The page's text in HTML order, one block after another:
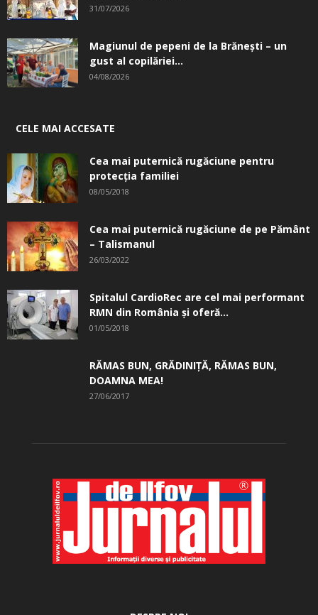
31/07/2026
Magiunul de pepeni de la Brăneşti – un
gust al copilăriei...
04/08/2026
CELE MAI ACCESATE
Cea mai puternică rugăciune pentru
protecția familiei
08/05/2018
Cea mai puternică rugăciune de pe Pământ
– Talismanul
26/03/2022
Spitalul CardioRec are cel mai performant
RMN din România și oferă...
01/05/2018
RĂMAS BUN, GRĂDINIŢĂ, ­RĂMAS BUN,
DOAMNA MEA!
27/06/2017